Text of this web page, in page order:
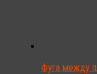
Фуга между